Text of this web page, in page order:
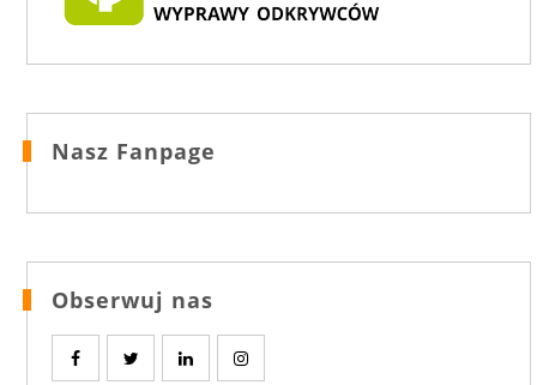
Nasz Fanpage
Obserwuj nas